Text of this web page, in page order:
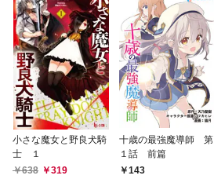
小さな魔女と野良犬騎
士 １
638
319
十歳の最強魔導師 第
１話 前篇
143